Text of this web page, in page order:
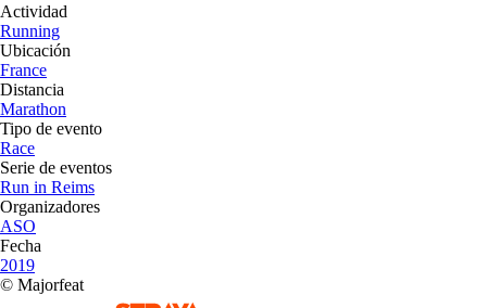
Actividad
Running
Ubicación
France
Distancia
Marathon
Tipo de evento
Race
Serie de eventos
Run in Reims
Organizadores
ASO
Fecha
2019
© Majorfeat